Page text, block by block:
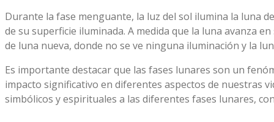
Durante la fase menguante, la luz del sol ilumina la luna
de su superficie iluminada. A medida que la luna avanza
de luna nueva, donde no se ve ninguna iluminación y la
Es importante destacar que las fases lunares son un
impacto significativo en diferentes aspectos de nuestras
simbólicos y espirituales a las diferentes fases lunares,